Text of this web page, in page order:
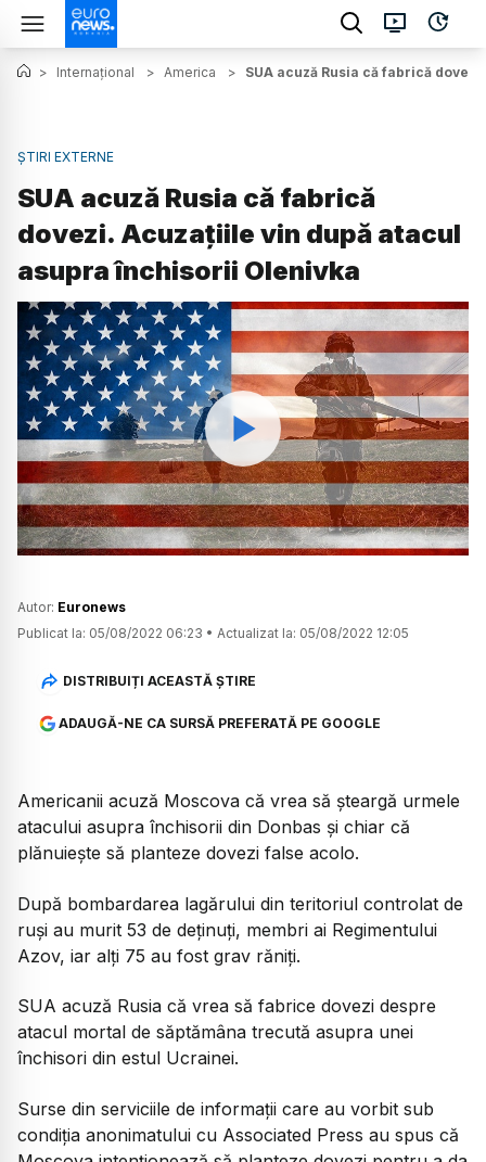
> Internațional > America > SUA acuză Rusia că fabrică
ȘTIRI EXTERNE
SUA acuză Rusia că fabrică
dovezi. Acuzațiile vin după atacul
asupra închisorii Olenivka
Watch
Autor: Euronews
Publicat la: 05/08/2022 06:23 • Actualizat la: 05/08/2022 12:05
DISTRIBUIȚI ACEASTĂ ȘTIRE
ADAUGĂ-NE CA SURSĂ PREFERATĂ PE GOOGLE
Americanii acuză Moscova că vrea să șteargă urmele
atacului asupra închisorii din Donbas și chiar că
plănuiește să planteze dovezi false acolo.
După bombardarea lagărului din teritoriul controlat de
ruși au murit 53 de deținuți, membri ai Regimentului
Azov, iar alți 75 au fost grav răniți.
SUA acuză Rusia că vrea să fabrice dovezi despre
atacul mortal de săptămâna trecută asupra unei
închisori din estul Ucrainei.
Surse din serviciile de informații care au vorbit sub
condiția anonimatului cu Associated Press au spus că